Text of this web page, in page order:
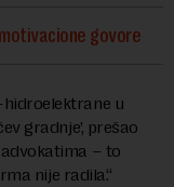
govore
u
gradnje’, prešao
advokatima – to
nije radila.“